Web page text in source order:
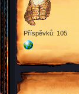
Příspěvků: 105